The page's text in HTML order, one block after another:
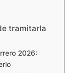
tramitarla
2026: